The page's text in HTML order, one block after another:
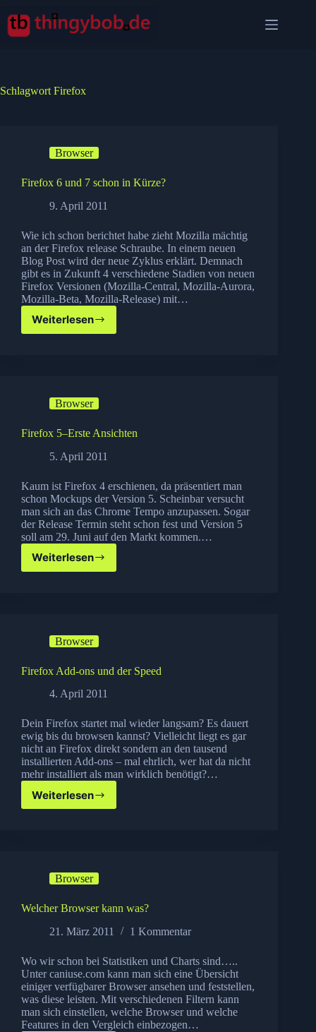
Inhalt
springen
Schlagwort Firefox
Browser
Firefox 6 und 7 schon in Kürze?
9. April 2011
Wie ich schon berichtet habe zieht Mozilla mächtig
an der Firefox release Schraube. In einem neuen
Blog Post wird der neue Zyklus erklärt. Demnach
gibt es in Zukunft 4 verschiedene Stadien von neuen
Firefox Versionen (Mozilla-Central, Mozilla-Aurora,
Mozilla-Beta, Mozilla-Release) mit…
Weiterlesen
Firefox
Kürze?
Browser
Firefox 5–Erste Ansichten
5. April 2011
Kaum ist Firefox 4 erschienen, da präsentiert man
schon Mockups der Version 5. Scheinbar versucht
man sich an das Chrome Tempo anzupassen. Sogar
der Release Termin steht schon fest und Version 5
soll am 29. Juni auf den Markt kommen.…
Weiterlesen
Firefox
5–
Browser
Firefox Add-ons und der Speed
4. April 2011
Dein Firefox startet mal wieder langsam? Es dauert
ewig bis du browsen kannst? Vielleicht liegt es gar
nicht an Firefox direkt sondern an den tausend
installierten Add-ons – mal ehrlich, wer hat da nicht
mehr installiert als man wirklich benötigt?…
Weiterlesen
Firefox
Browser
Welcher Browser kann was?
21. März 2011
1 Kommentar
Wo wir schon bei Statistiken und Charts sind…..
Unter caniuse.com kann man sich eine Übersicht
einiger verfügbarer Browser ansehen und feststellen,
was diese leisten. Mit verschiedenen Filtern kann
man sich einstellen, welche Browser und welche
Features in den Vergleich einbezogen…